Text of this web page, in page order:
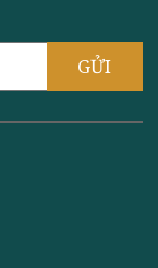
MÓN “GIÁ XÀO